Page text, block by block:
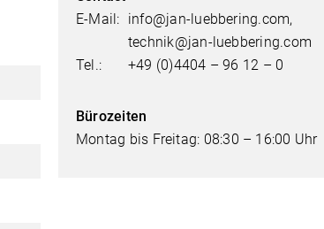
E-Mail: info@jan-luebbering.com,
technik@jan-luebbering.com
Tel.:
+49 (0)4404 – 96 12 – 0
Bürozeiten
Montag bis Freitag: 08:30 – 16:00 Uhr